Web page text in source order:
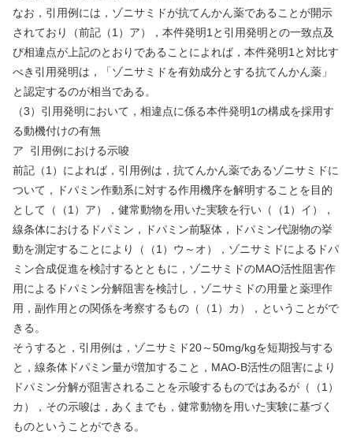
なお，引用例には，ゾニサミドが抗てんかん薬であることが開示
されており（前記（1 ）ア），本件発明1 と引用発明との一致点及
び相違点が上記のとおりであることによれば，本件発明1 と対比す
べき引用発明は，「ゾニサミドを有効成分とする抗てんかん薬」
と認定するのが相当である。
（3）引用発明において，相違点に係る本件発明1の構成を採用す
る動機付けの有無
ア
引用例における示唆
前記（1 ）によれば，引用例は，抗てんかん薬であるゾニサミドに
ついて，ドパミン作動系に対する作用機序を解明することを目的
として（（1 ）ア），健常動物を用いた実験を行い（（1 ）イ），
線条体におけるドパミン，ドパミン前駆体，ドパミン代謝物の挙
動を測定することにより（（1 ）ウ～オ），ゾニサミドによるドパ
ミン合成促進を検討するとともに，ゾニサミドのMAO活性阻害作
用によるドパミン分解阻害を検討し，ゾニサミドの用量と薬理作
用，副作用との関係を考察するもの（（1 ）カ），ということがで
きる。
そうすると，引用例は，ゾニサミド20～50mg/kgを短期投与する
と，線条体ドパミン量が増加すること， MAO-B活性の阻害により
ドパミン分解が阻害されることを示唆するものではあるが（（1 ）
カ），その示唆は，あくまでも，健常動物を用いた実験に基づく
ものということができる。